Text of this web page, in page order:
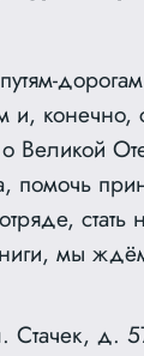
и,
Великой
помочь
мы
Стачек, д.